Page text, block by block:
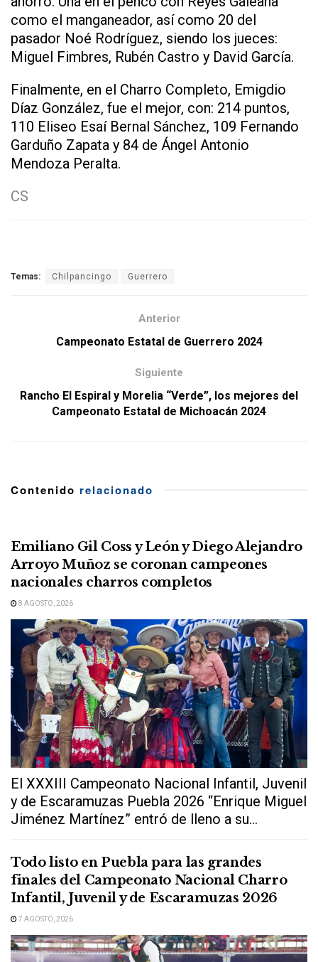
como el manganeador, así como 20 del
pasador Noé Rodríguez, siendo los jueces:
Miguel Fimbres, Rubén Castro y David García.
Finalmente, en el Charro Completo, Emigdio
Díaz González, fue el mejor, con: 214 puntos,
110 Eliseo Esaí Bernal Sánchez, 109 Fernando
Garduño Zapata y 84 de Ángel Antonio
Mendoza Peralta.
CS
Temas: Chilpancingo Guerrero
Anterior
Campeonato Estatal de Guerrero 2024
Siguiente
Rancho El Espiral y Morelia “Verde”, los mejores del
Campeonato Estatal de Michoacán 2024
Contenido relacionado
Emiliano Gil Coss y León y Diego Alejandro
Arroyo Muñoz se coronan campeones
nacionales charros completos
8 AGOSTO, 2026
El XXXIII Campeonato Nacional Infantil, Juvenil
y de Escaramuzas Puebla 2026 “Enrique Miguel
Jiménez Martínez” entró de lleno a su...
Todo listo en Puebla para las grandes
finales del Campeonato Nacional Charro
Infantil, Juvenil y de Escaramuzas 2026
7 AGOSTO, 2026